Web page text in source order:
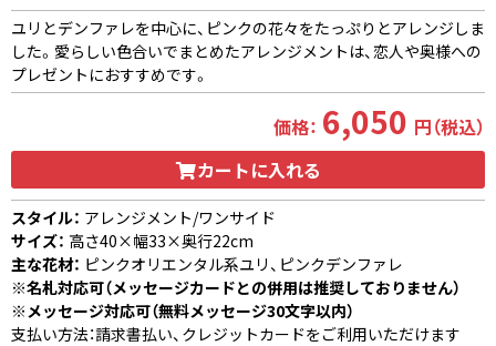
ユリとデンファレを中心に、ピンクの花々をたっぷりとアレンジしま
した。愛らしい色合いでまとめたアレンジメントは、恋人や奥様への
プレゼントにおすすめです。
価格： 6,050 円（税込）
カートに入れる
スタイル： アレンジメント/ワンサイド
サイズ： 高さ40×幅33×奥行22cm
主な花材： ピンクオリエンタル系ユリ、ピンクデンファレ
※名札対応可（メッセージカードとの併用は推奨しておりません）
※メッセージ対応可（無料メッセージ30文字以内）
支払い方法：請求書払い、クレジットカードをご利用いただけます